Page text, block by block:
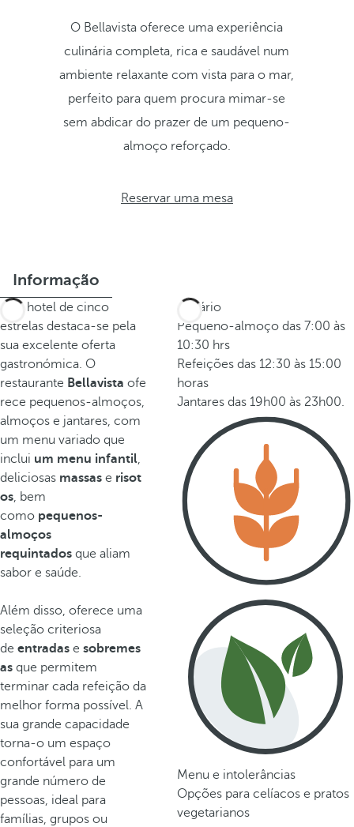
O Bellavista oferece uma experiência
culinária completa, rica e saudável num
ambiente relaxante com vista para o mar,
perfeito para quem procura mimar-se
sem abdicar do prazer de um pequeno-
almoço reforçado.
Reservar uma mesa
Informação
Este hotel de cinco
estrelas destaca-se pela
sua excelente oferta
gastronómica. O
restaurante Bellavista ofe
rece pequenos-almoços,
almoços e jantares, com
um menu variado que
inclui um menu infantil,
deliciosas massas e risot
os, bem
como pequenos-
almoços
requintados que aliam
sabor e saúde.
Além disso, oferece uma
seleção criteriosa
de entradas e sobremes
as que permitem
terminar cada refeição da
melhor forma possível. A
sua grande capacidade
torna-o um espaço
confortável para um
grande número de
pessoas, ideal para
famílias, grupos ou
Horário
Pequeno-almoço das 7:00 às
10:30 hrs
Refeições das 12:30 às 15:00
horas
Jantares das 19h00 às 23h00.
Menu e intolerâncias
Opções para celíacos e pratos
vegetarianos